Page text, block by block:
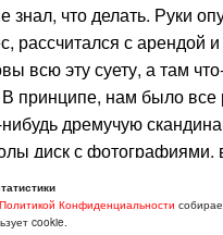
что делать. Руки
с арендой и
всю эту суету, а там
принципе, нам было все
дремучую
диск с фотографиями,
дело. Увидев
на то, что уже
Политикой Конфиденциальности
cookie.